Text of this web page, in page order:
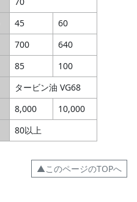
45
60
700
640
85
100
タービン油 VG68
8,000
10,000
80以上
▲このページのTOPへ